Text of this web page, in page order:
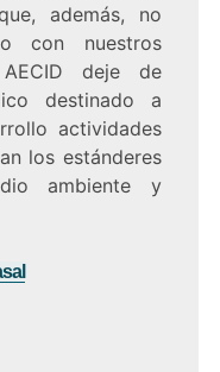
además, no
con nuestros
deje de
destinado a
actividades
los estánderes
ambiente y